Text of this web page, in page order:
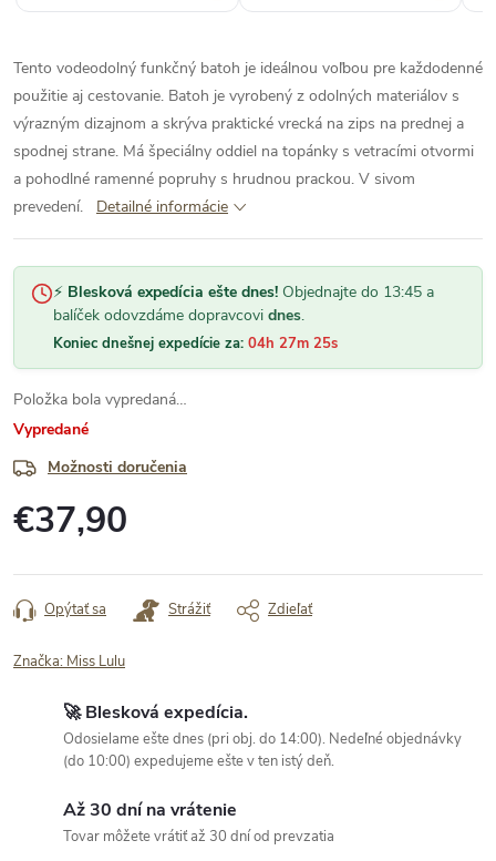
krásne kúsky. Ďakujem“
Tento vodeodolný funkčný batoh je ideálnou voľbou pre každodenné
použitie aj cestovanie. Batoh je vyrobený z odolných materiálov s
výrazným dizajnom a skrýva praktické vrecká na zips na prednej a
spodnej strane. Má špeciálny oddiel na topánky s vetracími otvormi
a pohodlné ramenné popruhy s hrudnou prackou. V sivom
prevedení.
Detailné informácie
⚡ Blesková expedícia ešte dnes! Objednajte do 13:45 a
balíček odovzdáme dopravcovi dnes.
Koniec dnešnej expedície za: 04h 27m 24s
Položka bola vypredaná…
Vypredané
Možnosti doručenia
€37,90
cena:
Opýtať sa Strážiť Zdieľať
Značka: Miss Lulu
🚀 Blesková expedícia.
Odosielame ešte dnes (pri obj. do 14:00). Nedeľné objednávky
(do 10:00) expedujeme ešte v ten istý deň.
Až 30 dní na vrátenie
Tovar môžete vrátiť až 30 dní od prevzatia